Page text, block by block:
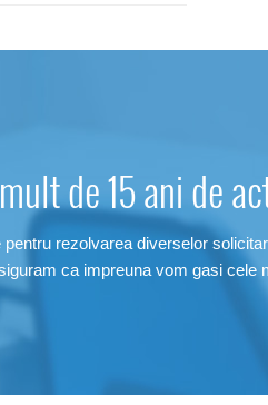
de 15 ani de
rezolvarea diverselor
ca impreuna vom gasi